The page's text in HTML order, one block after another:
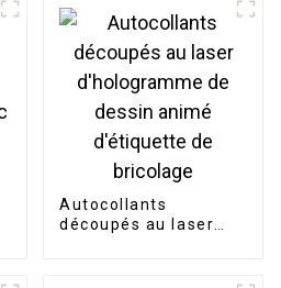
Autocollants
découpés au laser